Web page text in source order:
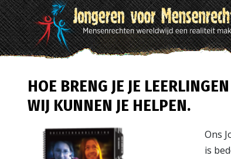
HOE BRENG JE JE
WIJ KUNNEN JE HELPEN.
Ons
is